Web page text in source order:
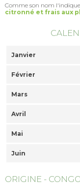
Comme son nom
citronné et frais aux
Janvier
Février
Mars
Avril
Mai
Juin
ORIGINE -